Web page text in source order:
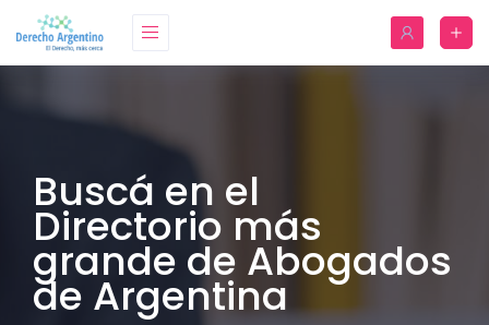
Buscá en el
Directorio más
grande de Abogados
de Argentina